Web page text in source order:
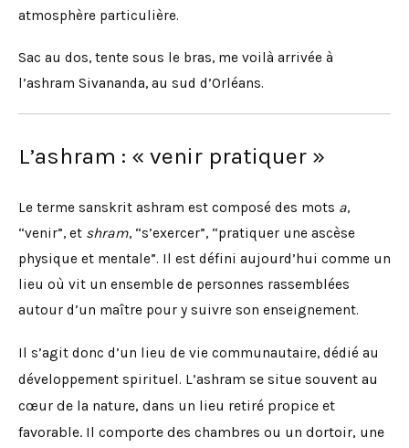
atmosphère particulière.
Sac au dos, tente sous le bras, me voilà arrivée à
l’ashram Sivananda, au sud d’Orléans.
L’ashram : « venir pratiquer »
Le terme sanskrit ashram est composé des mots a,
“venir”, et shram, “s’exercer”, “pratiquer une ascèse
physique et mentale”. Il est défini aujourd’hui comme un
lieu où vit un ensemble de personnes rassemblées
autour d’un maître pour y suivre son enseignement.
Il s’agit donc d’un lieu de vie communautaire, dédié au
développement spirituel. L’ashram se situe souvent au
cœur de la nature, dans un lieu retiré propice et
favorable. Il comporte des chambres ou un dortoir, une